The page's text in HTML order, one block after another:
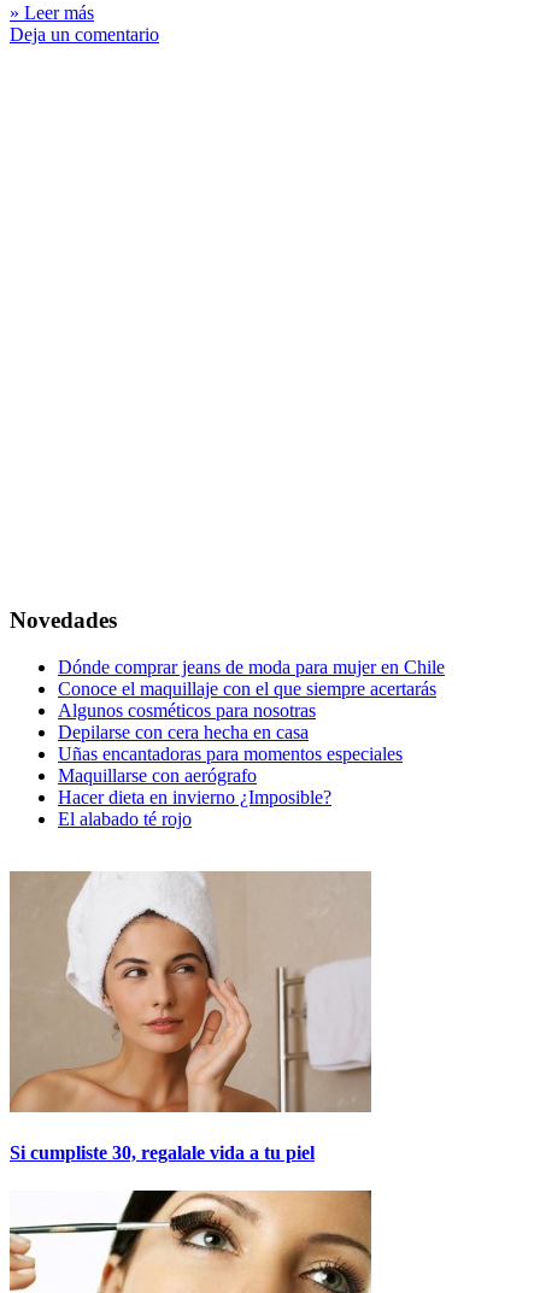
» Leer más
Deja un comentario
Novedades
Dónde comprar jeans de moda para mujer en Chile
Conoce el maquillaje con el que siempre acertarás
Algunos cosméticos para nosotras
Depilarse con cera hecha en casa
Uñas encantadoras para momentos especiales
Maquillarse con aerógrafo
Hacer dieta en invierno ¿Imposible?
El alabado té rojo
Si cumpliste 30, regalale vida a tu piel